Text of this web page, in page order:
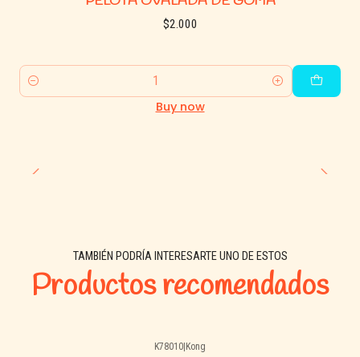
$2.000
Quantity
Buy now
TAMBIÉN PODRÍA INTERESARTE UNO DE ESTOS
Productos recomendados
K78010|Kong